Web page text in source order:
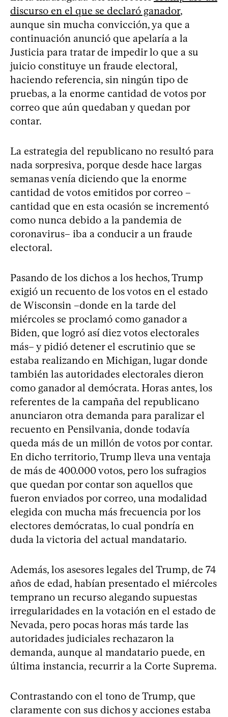
discurso en el que se declaró ganador,
aunque sin mucha convicción, ya que a
continuación anunció que apelaría a la
Justicia para tratar de impedir lo que a su
juicio constituye un fraude electoral,
haciendo referencia, sin ningún tipo de
pruebas, a la enorme cantidad de votos por
correo que aún quedaban y quedan por
contar.
La estrategia del republicano no resultó para
nada sorpresiva, porque desde hace largas
semanas venía diciendo que la enorme
cantidad de votos emitidos por correo –
cantidad que en esta ocasión se incrementó
como nunca debido a la pandemia de
coronavirus– iba a conducir a un fraude
electoral.
Pasando de los dichos a los hechos, Trump
exigió un recuento de los votos en el estado
de Wisconsin –donde en la tarde del
miércoles se proclamó como ganador a
Biden, que logró así diez votos electorales
más– y pidió detener el escrutinio que se
estaba realizando en Michigan, lugar donde
también las autoridades electorales dieron
como ganador al demócrata. Horas antes, los
referentes de la campaña del republicano
anunciaron otra demanda para paralizar el
recuento en Pensilvania, donde todavía
queda más de un millón de votos por contar.
En dicho territorio, Trump lleva una ventaja
de más de 400.000 votos, pero los sufragios
que quedan por contar son aquellos que
fueron enviados por correo, una modalidad
elegida con mucha más frecuencia por los
electores demócratas, lo cual pondría en
duda la victoria del actual mandatario.
Además, los asesores legales del Trump, de 74
años de edad, habían presentado el miércoles
temprano un recurso alegando supuestas
irregularidades en la votación en el estado de
Nevada, pero pocas horas más tarde las
autoridades judiciales rechazaron la
demanda, aunque al mandatario puede, en
última instancia, recurrir a la Corte Suprema.
Contrastando con el tono de Trump, que
claramente con sus dichos y acciones estaba